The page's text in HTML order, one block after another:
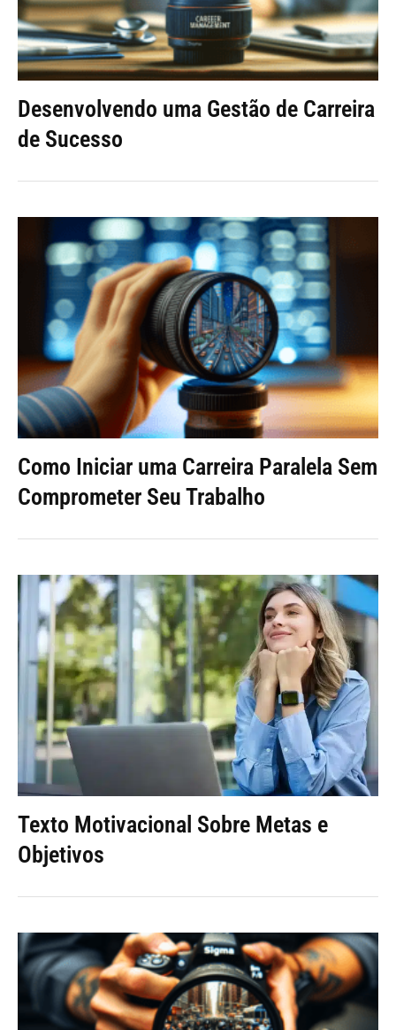
Desenvolvendo uma Gestão de Carreira
de Sucesso
Como Iniciar uma Carreira Paralela Sem
Comprometer Seu Trabalho
Texto Motivacional Sobre Metas e
Objetivos